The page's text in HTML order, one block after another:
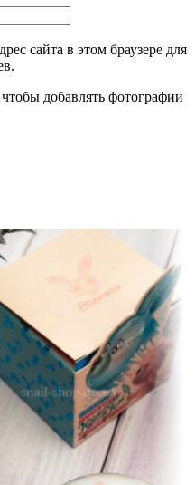
сайта в этом браузере для
добавлять фотографии